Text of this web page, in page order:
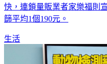
快，連鎖量販業者家樂福則
篩平均1個190元。
生活